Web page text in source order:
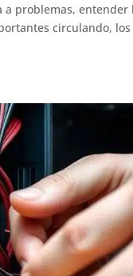
problemas,
circulando,